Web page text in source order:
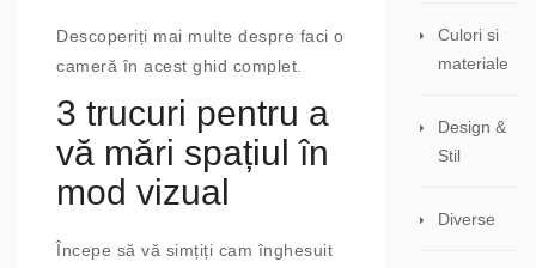
Descoperiți mai multe despre faci o
cameră în acest ghid complet.
3 trucuri pentru a
vă mări spațiul în
mod vizual
Începe să vă simțiți cam înghesuit
Culori si
materiale
Design &
Stil
Diverse